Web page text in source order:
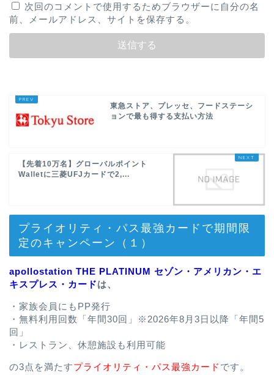
次回のコメントで使用するためブラウザーに自分の名
前、メールアドレス、サイトを保存する。
東急ストア、プレッセ、フードステーシ
ョンで最も得する支払い方法
【先着10万名】グローバルポイント
Walletに三菱UFJカードで2,...
プライオリティ・パス最強カードで期間限
定のキャンペーン（１）
apollostation THE PLATINUM セゾン・アメリカン・エ
キスプレス・カードは、
・家族会員にもPP発行
・無料利用回数「年間30回」※2026年8月3日以降「年間5
回」
・レストラン、休憩施設も利用可能
の3点を満たすプライオリティ・パス最強カード です。